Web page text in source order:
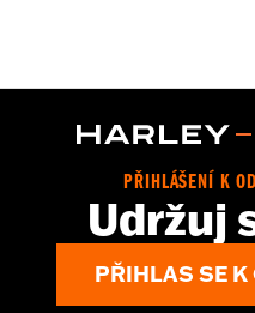
PŘIHLÁŠENÍ K
Udržuj
PŘIHLAS SE K